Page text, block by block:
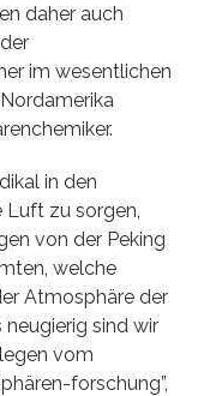
daher auch
im wesentlichen
in den
zu sorgen,
von der Peking
welche
Atmosphäre der
neugierig sind wir
vom
forschung”,